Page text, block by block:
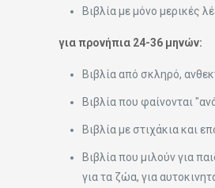
Βιβλία με μόνο μερικές
για προνήπια 24-36 μηνών:
Βιβλία από σκληρό,
Βιβλία που φαίνονται
Βιβλία με στιχάκια και
Βιβλία που μιλούν για
για τα ζώα, για